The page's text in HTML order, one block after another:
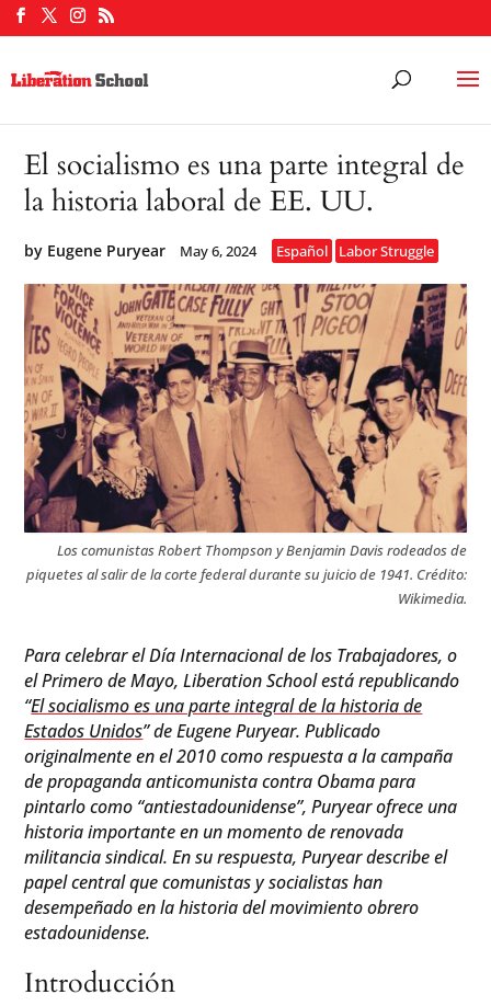
El socialismo es una parte integral de
la historia laboral de EE. UU.
by Eugene Puryear May 6, 2024 Español Labor Struggle
Los comunistas Robert Thompson y Benjamin Davis rodeados de
piquetes al salir de la corte federal durante su juicio de 1941. Crédito:
Wikimedia.
Para celebrar el Día Internacional de los Trabajadores, o
el Primero de Mayo, Liberation School está republicando
“El socialismo es una parte integral de la historia de
Estados Unidos” de Eugene Puryear. Publicado
originalmente en el 2010 como respuesta a la campaña
de propaganda anticomunista contra Obama para
pintarlo como “antiestadounidense”, Puryear ofrece una
historia importante en un momento de renovada
militancia sindical. En su respuesta, Puryear describe el
papel central que comunistas y socialistas han
desempeñado en la historia del movimiento obrero
estadounidense.
Introducción